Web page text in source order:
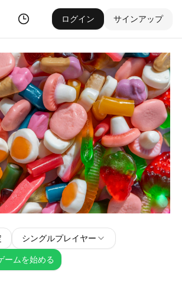
menu
に入りゲーム履歴 ログイン サインアップ
シングルプレイヤー
ームを始める